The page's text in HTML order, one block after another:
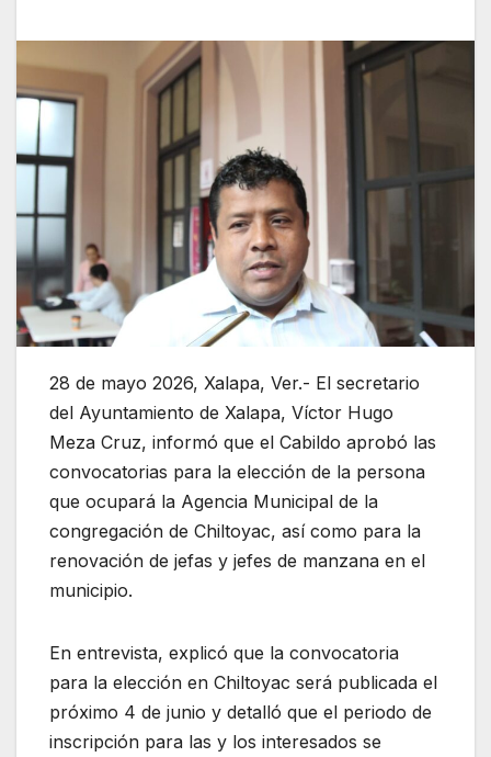
28 de mayo 2026, Xalapa, Ver.- El secretario
del Ayuntamiento de Xalapa, Víctor Hugo
Meza Cruz, informó que el Cabildo aprobó las
convocatorias para la elección de la persona
que ocupará la Agencia Municipal de la
congregación de Chiltoyac, así como para la
renovación de jefas y jefes de manzana en el
municipio.
En entrevista, explicó que la convocatoria
para la elección en Chiltoyac será publicada el
próximo 4 de junio y detalló que el periodo de
inscripción para las y los interesados se